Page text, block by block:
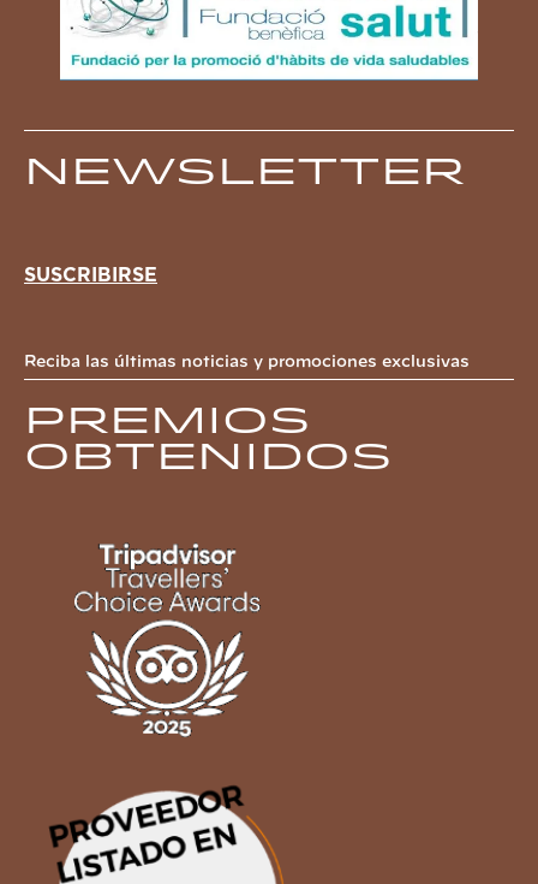
Newsletter
SUSCRIBIRSE
Reciba las últimas noticias y promociones exclusivas
Premios
obtenidos